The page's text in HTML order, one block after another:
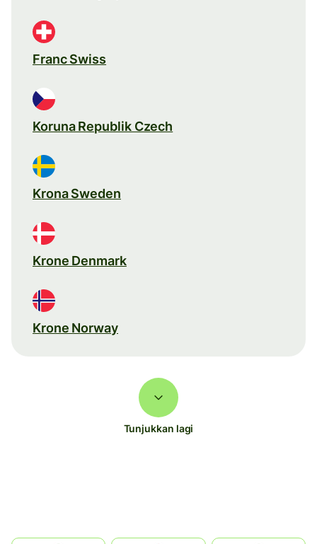
Franc Swiss
Koruna Republik Czech
Krona Sweden
Krone Denmark
Krone Norway
Tunjukkan lagi